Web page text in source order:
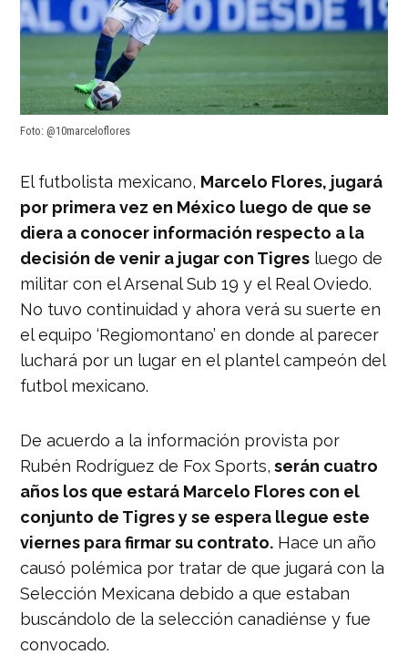
Foto: @10marceloflores
El futbolista mexicano, Marcelo Flores, jugará
por primera vez en México luego de que se
diera a conocer información respecto a la
decisión de venir a jugar con Tigres luego de
militar con el Arsenal Sub 19 y el Real Oviedo.
No tuvo continuidad y ahora verá su suerte en
el equipo ‘Regiomontano’ en donde al parecer
luchará por un lugar en el plantel campeón del
futbol mexicano.
De acuerdo a la información provista por
Rubén Rodríguez de Fox Sports, serán cuatro
años los que estará Marcelo Flores con el
conjunto de Tigres y se espera llegue este
viernes para firmar su contrato. Hace un año
causó polémica por tratar de que jugará con la
Selección Mexicana debido a que estaban
buscándolo de la selección canadiénse y fue
convocado.